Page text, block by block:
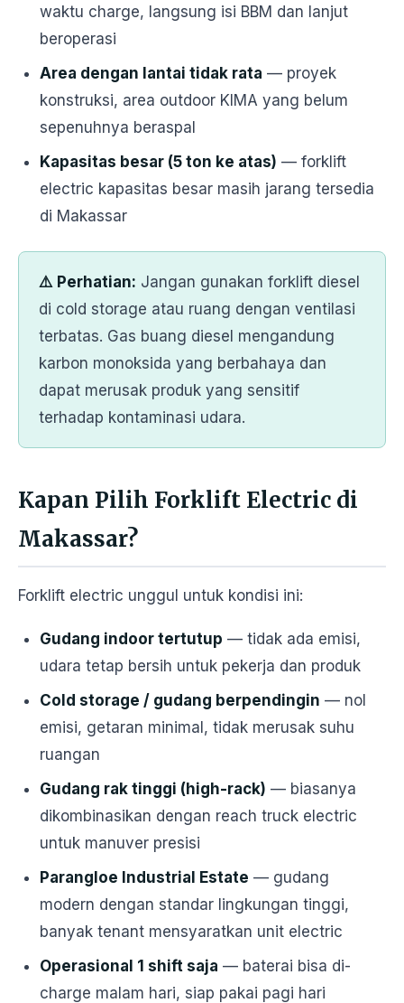
waktu charge, langsung isi BBM dan lanjut
beroperasi
Area dengan lantai tidak rata — proyek
konstruksi, area outdoor KIMA yang belum
sepenuhnya beraspal
Kapasitas besar (5 ton ke atas) — forklift
electric kapasitas besar masih jarang tersedia
di Makassar
⚠️ Perhatian: Jangan gunakan forklift diesel
di cold storage atau ruang dengan ventilasi
terbatas. Gas buang diesel mengandung
karbon monoksida yang berbahaya dan
dapat merusak produk yang sensitif
terhadap kontaminasi udara.
Kapan Pilih Forklift Electric di
Makassar?
Forklift electric unggul untuk kondisi ini:
Gudang indoor tertutup — tidak ada emisi,
udara tetap bersih untuk pekerja dan produk
Cold storage / gudang berpendingin — nol
emisi, getaran minimal, tidak merusak suhu
ruangan
Gudang rak tinggi (high-rack) — biasanya
dikombinasikan dengan reach truck electric
untuk manuver presisi
Parangloe Industrial Estate — gudang
modern dengan standar lingkungan tinggi,
banyak tenant mensyaratkan unit electric
Operasional 1 shift saja — baterai bisa di-
charge malam hari, siap pakai pagi hari